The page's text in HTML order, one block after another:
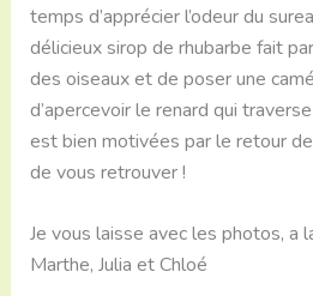
temps d’apprécier l’odeur du
délicieux sirop de rhubarbe fait
des oiseaux et de poser une
d’apercevoir le renard qui
est bien motivées par le retour
de vous retrouver !
Je vous laisse avec les photos, a
Marthe, Julia et Chloé